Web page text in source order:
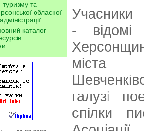
туризму та
обласної
каталог
- відомі
міста
галузі
спілки